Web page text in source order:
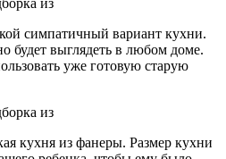
симпатичный вариант кухни.
будет выглядеть в любом доме.
уже готовую старую
кухня из фанеры. Размер кухни